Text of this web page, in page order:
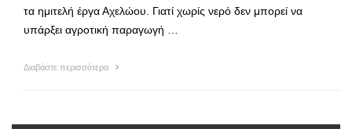
τα ημιτελή έργα Αχελώου. Γιατί χωρίς νερό δεν μπορεί να
υπάρξει αγροτική παραγωγή …
Διαβάστε περισσότερα